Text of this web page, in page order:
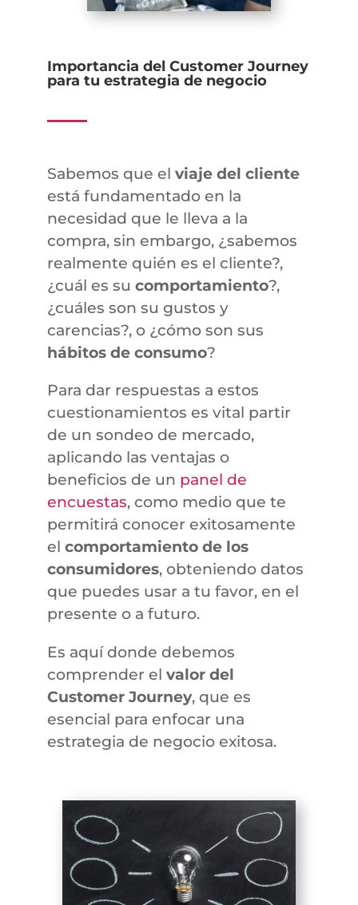
Importancia del Customer Journey
para tu estrategia de negocio
Sabemos que elviaje del cliente
está fundamentado en la
necesidad que le lleva a la
compra, sin embargo, ¿sabemos
realmente quién es el cliente?,
¿cuál es sucomportamiento?,
¿cuáles son su gustos y
carencias?, o ¿cómo son sus
hábitos de consumo?
Para dar respuestas a estos
cuestionamientos es vital partir
de un sondeo de mercado,
aplicando las ventajas o
beneficios de un panel de
encuestas, como medio que te
permitirá conocer exitosamente
elcomportamiento de los
consumidores, obteniendo datos
que puedes usar a tu favor, en el
presente o a futuro.
Es aquí donde debemos
comprender elvalor del
Customer Journey, que es
esencial para enfocar una
estrategia de negocio exitosa.